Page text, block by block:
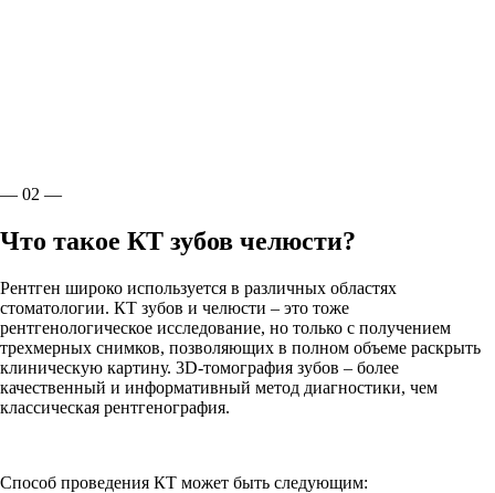
— 02 —
Что такое КТ зубов челюсти?
Рентген широко используется в различных областях
стоматологии. КТ зубов и челюсти – это тоже
рентгенологическое исследование, но только с получением
трехмерных снимков, позволяющих в полном объеме раскрыть
клиническую картину. 3D-томография зубов – более
качественный и информативный метод диагностики, чем
классическая рентгенография.
Способ проведения КТ может быть следующим: